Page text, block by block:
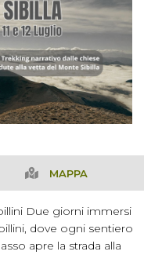
MAPPA
Due giorni immersi
dove ogni sentiero
apre la strada alla